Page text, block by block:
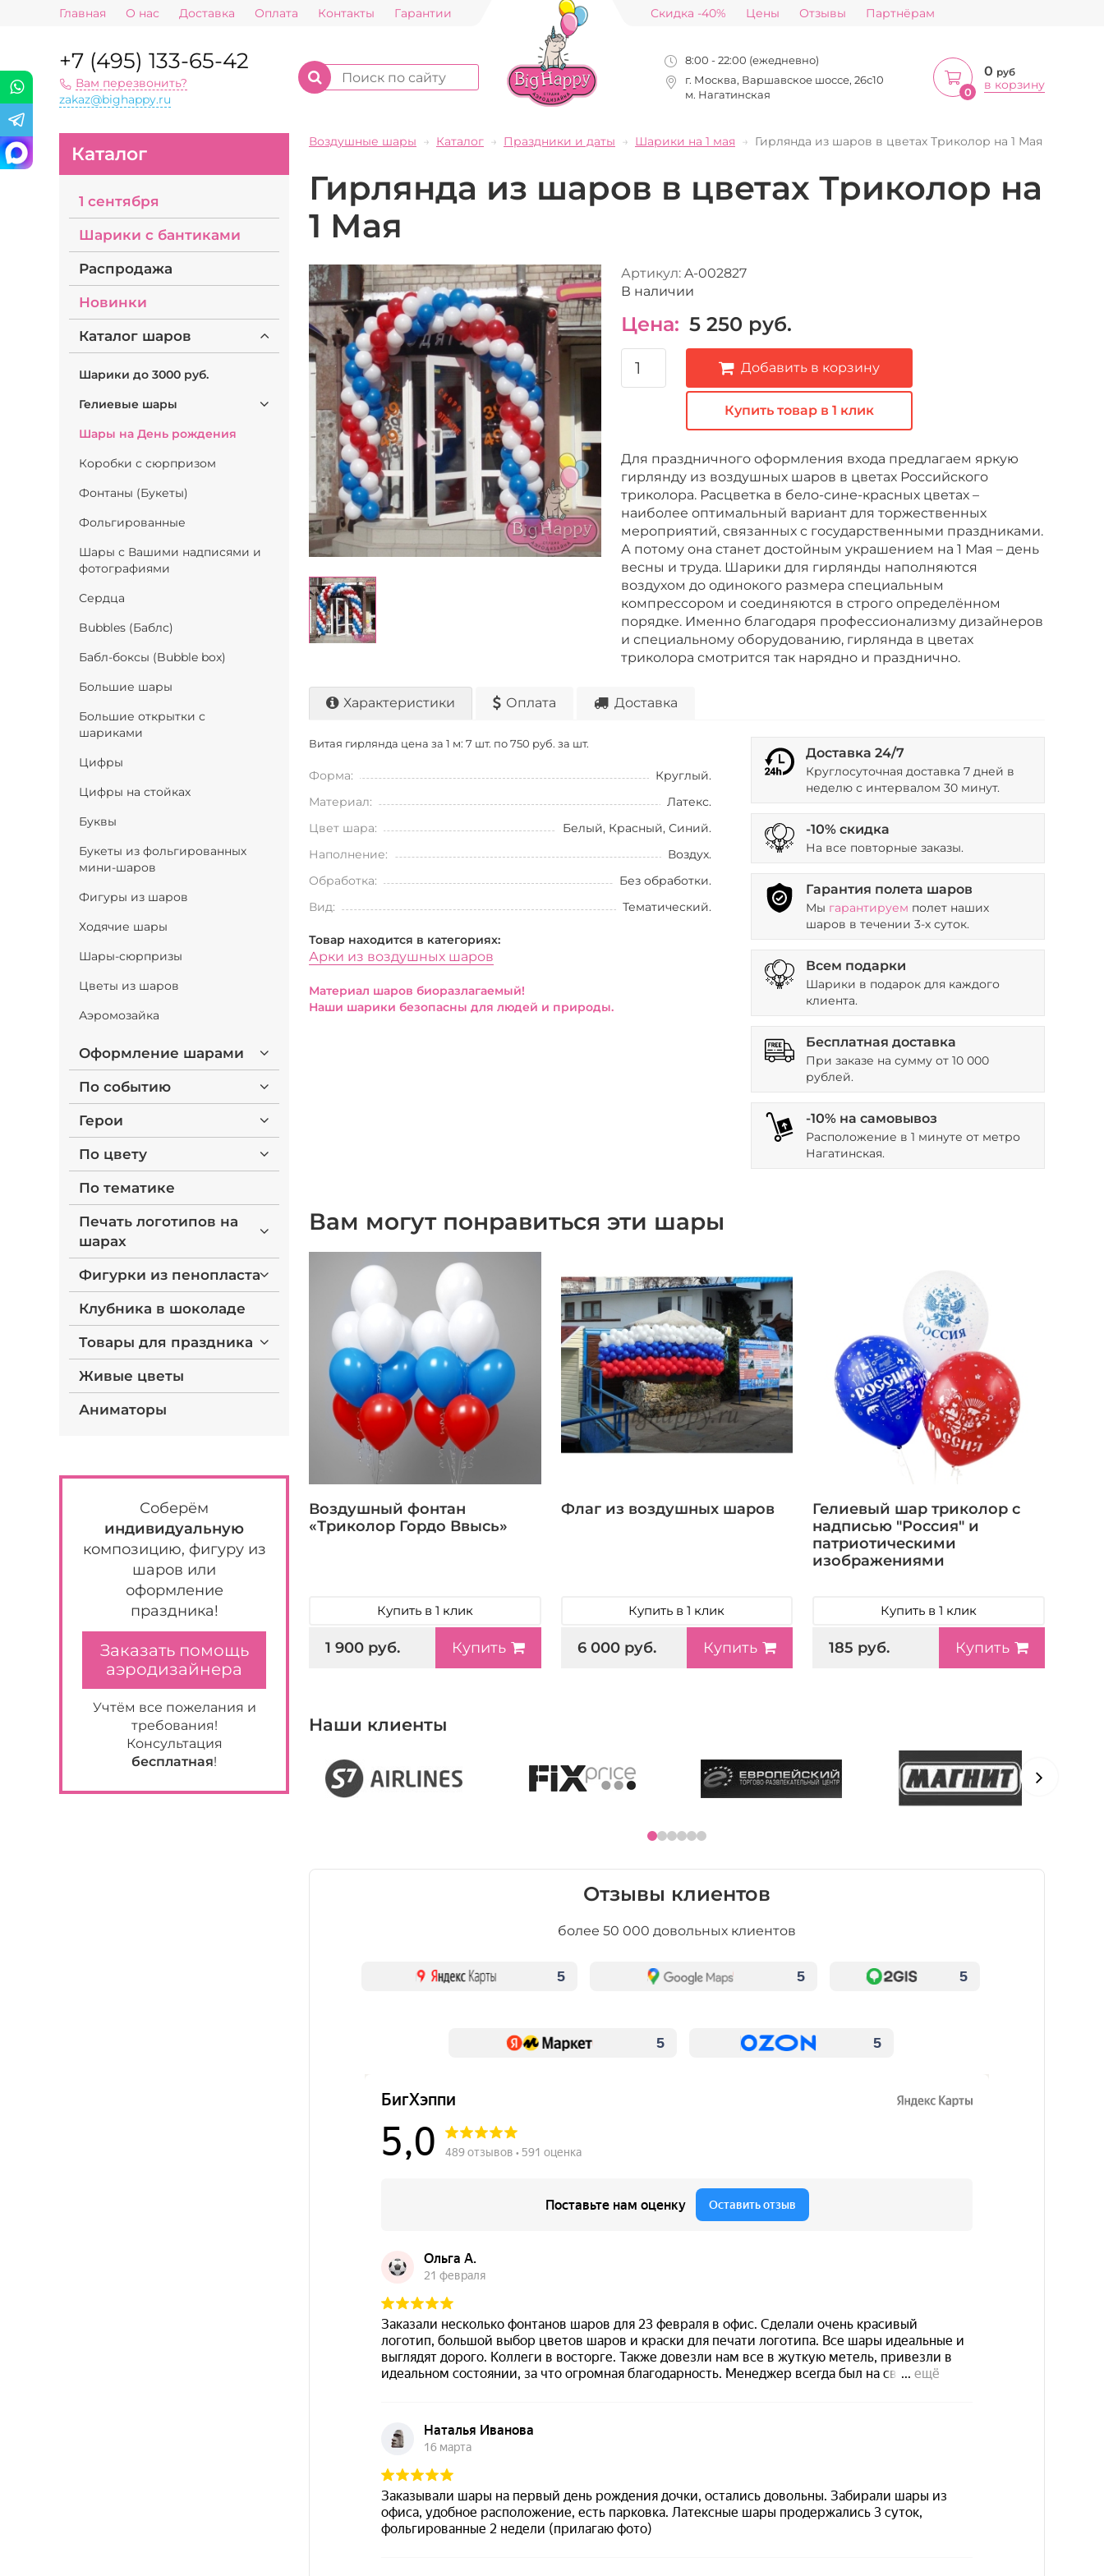
Главная О нас Доставка Оплата Контакты Гарантии Скидка -40% Цены Отзывы Партнёрам
+7 (495) 133-65-42
Вам перезвонить?
zakaz@bighappy.ru
8:00 - 22:00 (ежедневно)
г. Москва, Варшавское шоссе, 26с10
м. Нагатинская
0
0 руб
в корзину
Каталог
1 сентября
Шарики с бантиками
Распродажа
Новинки
Каталог шаров
Шарики до 3000 руб.
Гелиевые шары
Шары на День рождения
Коробки с сюрпризом
Фонтаны (Букеты)
Фольгированные
Шары с Вашими надписями и
фотографиями
Сердца
Bubbles (Баблс)
Бабл-боксы (Bubble box)
Большие шары
Большие открытки с
шариками
Цифры
Цифры на стойках
Буквы
Букеты из фольгированных
мини-шаров
Фигуры из шаров
Ходячие шары
Шары-сюрпризы
Цветы из шаров
Аэромозайка
Оформление шарами
По событию
Герои
По цвету
По тематике
Печать логотипов на
шарах
Фигурки из пенопласта
Клубника в шоколаде
Товары для праздника
Живые цветы
Аниматоры
Соберём
индивидуальную
композицию, фигуру из
шаров или
оформление
праздника!
Заказать помощь
аэродизайнера
Учтём все пожелания и
требования!
Консультация
бесплатная!
Воздушные шары Каталог Праздники и даты Шарики на 1 мая Гирлянда из шаров в цветах Триколор на 1 Мая
Гирлянда из шаров в цветах Триколор на
1 Мая
Артикул: A-002827
В наличии
Цена: 5 250 руб.
Добавить в корзину
Купить товар в 1 клик
Для праздничного оформления входа предлагаем яркую
гирлянду из воздушных шаров в цветах Российского
триколора. Расцветка в бело-сине-красных цветах –
наиболее оптимальный вариант для торжественных
мероприятий, связанных с государственными праздниками.
А потому она станет достойным украшением на 1 Мая – день
весны и труда. Шарики для гирлянды наполняются
воздухом до одинокого размера специальным
компрессором и соединяются в строго определённом
порядке. Именно благодаря профессионализму дизайнеров
и специальному оборудованию, гирлянда в цветах
триколора смотрится так нарядно и празднично.
Характеристики Оплата Доставка
Витая гирлянда цена за 1 м: 7 шт. по 750 руб. за шт.
Форма:
Круглый.
Материал:
Латекс.
Цвет шара:
Белый, Красный, Синий.
Наполнение:
Воздух.
Обработка:
Без обработки.
Вид:
Тематический.
Товар находится в категориях:
Арки из воздушных шаров
Материал шаров биоразлагаемый!
Наши шарики безопасны для людей и природы.
Доставка 24/7
Круглосуточная доставка 7 дней в
неделю с интервалом 30 минут.
-10% скидка
На все повторные заказы.
Гарантия полета шаров
Мы гарантируем полет наших
шаров в течении 3-х суток.
Всем подарки
Шарики в подарок для каждого
клиента.
Бесплатная доставка
При заказе на сумму от 10 000
рублей.
-10% на самовывоз
Расположение в 1 минуте от метро
Нагатинская.
Вам могут понравиться эти шары
Воздушный фонтан
«Триколор Гордо Ввысь»
Купить в 1 клик
1 900 руб. Купить
Флаг из воздушных шаров
Купить в 1 клик
6 000 руб. Купить
Гелиевый шар триколор c
надписью "Россия" и
патриотическими
изображениями
Купить в 1 клик
185 руб. Купить
Наши клиенты
Отзывы клиентов
более 50 000 довольных клиентов
5 5 5
5 5